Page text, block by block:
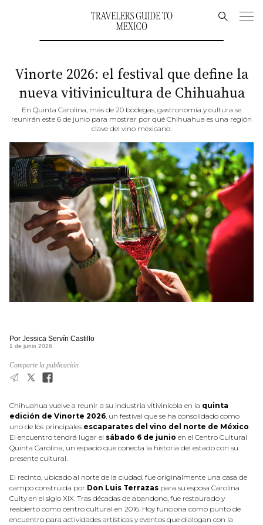
Vinorte 2026: el festival que define la
nueva vitivinicultura de Chihuahua
En Quinta Carolina, más de 20 bodegas, gastronomía y cultura se
reunirán este 6 de junio para mostrar por qué Chihuahua es una región
clave del vino mexicano.
Por Jessica Servín Castillo
1 de junio 2026
Comparte la publicación
Chihuahua vuelve a reunir a su industria vitivinícola en la quinta
edición de Vinorte 2026, un festival que se ha consolidado como
uno de los principales escaparates del vino del norte de México.
El encuentro tendrá lugar el sábado 6 de junio en el Centro Cultural
Quinta Carolina, un espacio que conecta la historia del estado con su
presente cultural.
El recinto, ubicado al norte de la ciudad, fue originalmente una casa de
campo construida por Don Luis Terrazas para su esposa Carolina
Culty en el siglo XIX. Tras décadas de abandono, fue restaurado y
reabierto como centro cultural en 2016. Hoy funciona como punto de
encuentro para actividades artísticas y eventos que dialogan con la